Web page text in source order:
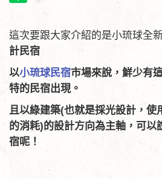
這次要跟大家介紹的是小琉球全
計民宿
以小琉球民宿市場來說，鮮少有
特的民宿出現。
且以綠建築(也就是採光設計，使
的消耗)的設計方向為主軸，可以
宿呢！